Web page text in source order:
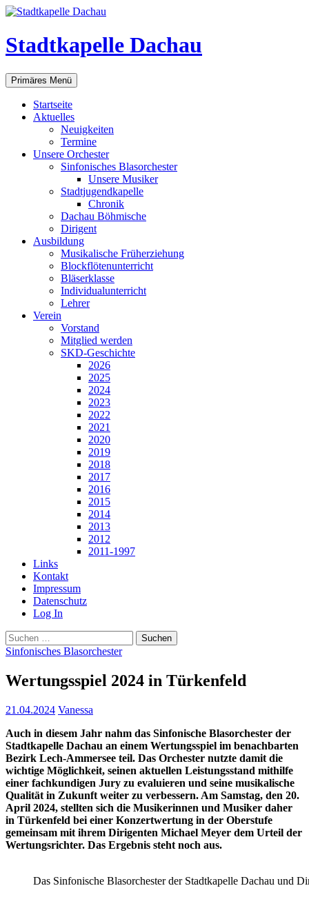
Zum
springen
Stadtkapelle Dachau
Suchen
Primäres Menü
Startseite
Aktuelles
Neuigkeiten
Termine
Unsere Orchester
Sinfonisches Blasorchester
Unsere Musiker
Stadtjugendkapelle
Chronik
Dachau Böhmische
Dirigent
Ausbildung
Musikalische Früherziehung
Blockflötenunterricht
Bläserklasse
Individual­unterricht
Lehrer
Verein
Vorstand
Mitglied werden
SKD-Geschichte
2026
2025
2024
2023
2022
2021
2020
2019
2018
2017
2016
2015
2014
2013
2012
2011-1997
Links
Kontakt
Impressum
Datenschutz
Log In
Suchen
nach:
Sinfonisches Blasorchester
Wertungsspiel 2024 in Türkenfeld
21.04.2024 Vanessa
Auch in diesem Jahr nahm das Sinfonische Blasorchester der
Stadtkapelle Dachau an einem Wertungsspiel im benachbarten
Bezirk Lech-Ammersee teil. Das Orchester nutzte damit die
wichtige Möglichkeit, seinen aktuellen Leistungsstand mithilfe
einer fachkundigen Jury zu evaluieren und seine musikalische
Qualität in Zukunft weiter zu verbessern. Am Samstag, den 20.
April 2024, stellten sich die Musikerinnen und Musiker daher
in Türkenfeld bei einer Konzertwertung in der Oberstufe
gemeinsam mit ihrem Dirigenten Michael Meyer dem Urteil der
Wertungsrichter. Das Ergebnis steht noch aus.
Das Sinfonische Blasorchester der Stadtkapelle Dachau und